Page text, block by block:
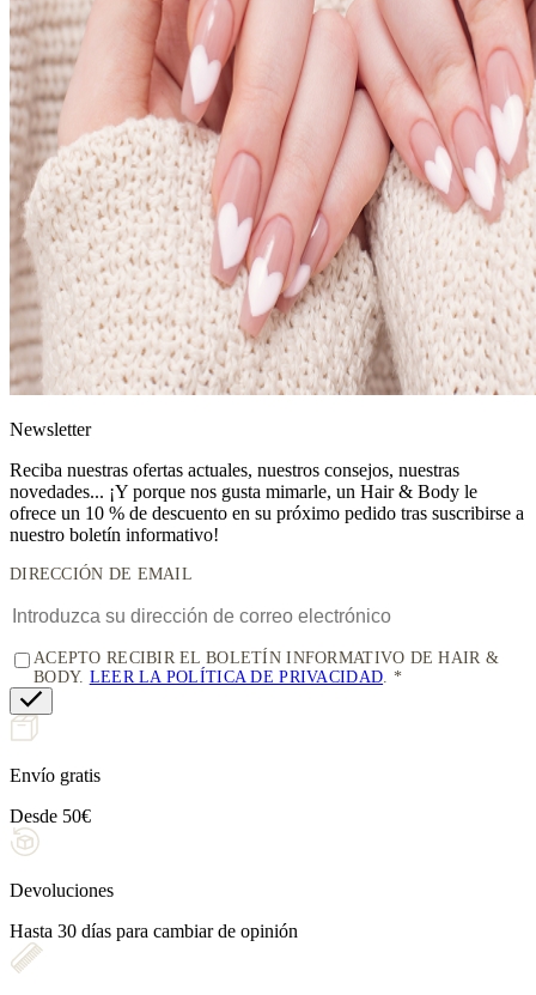
Newsletter
Reciba nuestras ofertas actuales, nuestros consejos, nuestras
novedades... ¡Y porque nos gusta mimarle, un Hair & Body le
ofrece un 10 % de descuento en su próximo pedido tras suscribirse a
nuestro boletín informativo!
DIRECCIÓN DE EMAIL
ACEPTO RECIBIR EL BOLETÍN INFORMATIVO DE HAIR &
BODY. LEER LA POLÍTICA DE PRIVACIDAD
Envío gratis
Desde 50€
Devoluciones
Hasta 30 días para cambiar de opinión